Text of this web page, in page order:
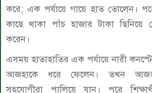
করে; এক পর্যায়ে গায়ে হাত তোলেন।
কাছে থাকা পাঁচ হাজার টাকা ছিনিয়ে
করেন।
এসময় হাতাহাতির এক পর্যায়ে নারী
আজহাকে ধরে ফেলেন। তখন
সহযোগীরা পালিয়ে যান। পরে